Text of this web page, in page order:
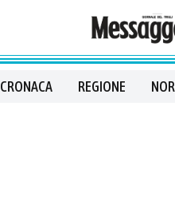
CRONACA REGIONE